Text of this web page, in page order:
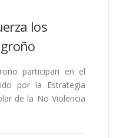
los
participan en el
por la Estrategia
de la No Violencia